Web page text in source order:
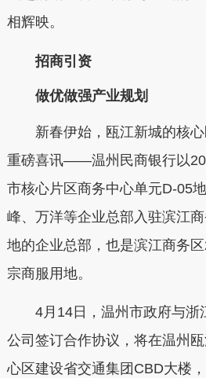
相辉映。
招商引资
做优做强产业规划
新春伊始，瓯江新城的核心
重磅喜讯——温州民商银行以
市核心片区商务中心单元D-05
峰、万洋等企业总部入驻滨江
地的企业总部，也是滨江商务
宗商服用地。
4月14日，温州市政府与浙
公司签订合作协议，将在温州
心区建设省交通集团CBD大楼